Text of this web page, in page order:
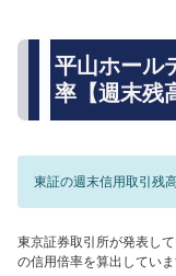
平山ホール
率【週末残
東証の週末信用取引残
東京証券取引所が発表し
の信用倍率を算出していま